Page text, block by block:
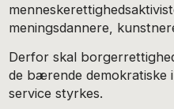
meningsdannere,
Derfor skal
de bærende
service styrkes.